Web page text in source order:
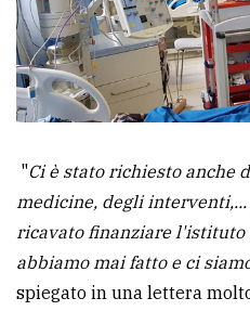
"Ci è stato richiesto anche
medicine, degli
ricavato finanziare l'istituto
abbiamo mai fatto e ci
spiegato in una lettera